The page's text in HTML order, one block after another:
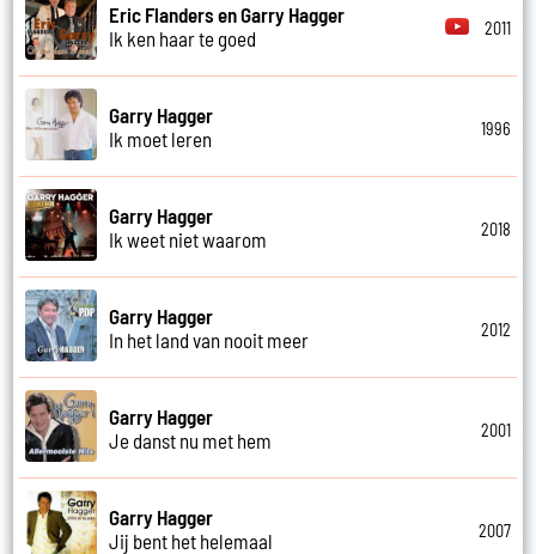
Eric Flanders en Garry Hagger
Ik ken haar te goed
2011
Garry Hagger
Ik moet leren
1996
Garry Hagger
Ik weet niet waarom
2018
Garry Hagger
In het land van nooit meer
2012
Garry Hagger
Je danst nu met hem
2001
Garry Hagger
Jij bent het helemaal
2007